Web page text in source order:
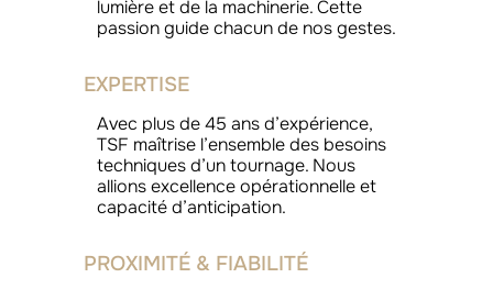
lumière et de la machinerie. Cette
passion guide chacun de nos gestes.
EXPERTISE
Avec plus de 45 ans d’expérience,
TSF maîtrise l’ensemble des besoins
techniques d’un tournage. Nous
allions excellence opérationnelle et
capacité d’anticipation.
PROXIMITÉ & FIABILITÉ